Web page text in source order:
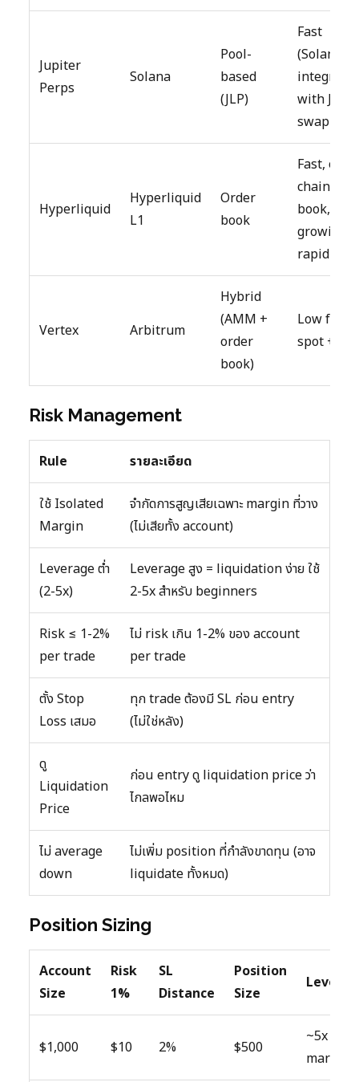
Jupiter
Perps
Solana
Pool-
based
(JLP)
Fast
(Solana),
with
swap
Hyperliquid
Hyperliquid
L1
Order
book
Fast, on-
chain
book,
growing
rapidly
Vertex Arbitrum
Hybrid
(AMM +
order
book)
Low fees,
spot +
Risk Management
Rule รายละเอียด
ใช้ Isolated
Margin
จำกัดการสูญเสียเฉพาะ margin ที่วาง
(ไม่เสียทั้ง account)
Leverage ต่ำ
(2-5x)
Leverage สูง = liquidation ง่าย ใช้
2-5x สำหรับ beginners
Risk ≤ 1-2%
per trade
ไม่ risk เกิน 1-2% ของ account
per trade
ตั้ง Stop
Loss เสมอ
ทุก trade ต้องมี SL ก่อน entry
(ไม่ใช่หลัง)
ดู
Liquidation
Price
ก่อน entry ดู liquidation price ว่า
ไกลพอไหม
ไม่ average
down
ไม่เพิ่ม position ที่กำลังขาดทุน (อาจ
liquidate ทั้งหมด)
Position Sizing
Account
Size
Risk
1%
SL
Distance
Position
Size
$1,000 $10 2% $500
~5x
margin)